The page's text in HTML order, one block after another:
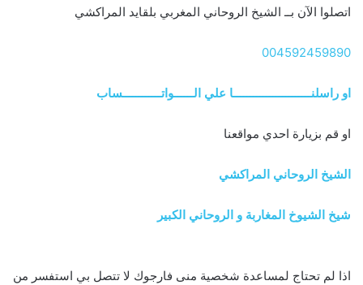
اتصلوا الآن بــ الشيخ الروحاني المغربي بلقايد المراكشي
004592459890
او راسلنــــــــــــــــــــــــا علي الــــــواتــــــــــــساب
او قم بزيارة احدي مواقعنا
الشيخ الروحاني المراكشي
شيخ الشيوخ المغاربة و الروحاني الكبير
اذا لم تحتاج لمساعدة شخصية منى فارجوك لا تتصل بي استفسر من